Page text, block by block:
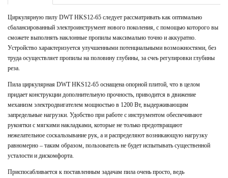
Циркулярную пилу DWT HKS12-65 следует рассматривать как оптимально
сбалансированный электроинструмент нового поколения, с помощью которого вы
сможете выполнять наклонные пропилы максимально точно и аккуратно.
Устройство характеризуется улучшенными потенциальными возможностями, без
труда осуществляет пропилы на половину глубины, за счеь регулировки глубины
реза.
Пила циркулярная DWT HKS12-65 оснащена опорной плитой, что в целом
придает конструкции дополнительную прочность, приводится в движение
механизм электродвигателем мощностью в 1200 Вт, выдерживающим
запредельные нагрузки. Удобство при работе с инструментом обеспечивают
рукоятки с мягкими накладками, которые не только предотвращают
нежелательное соскальзывание рук, а и распределяют возникающую нагрузку
равномерно – таким образом, пользователь не будет испытывать существенной
усталости и дискомфорта.
Приспосабливается к поставленным задачам пила очень просто, ведь